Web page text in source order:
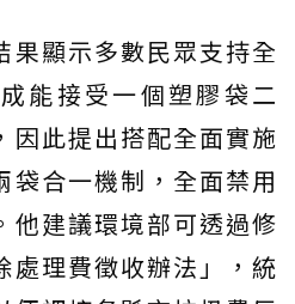
果顯示多數民眾支持全
能接受一個塑膠袋二
因此提出搭配全面實施
袋合一機制，全面禁用
他建議環境部可透過修
處理費徵收辦法」，統